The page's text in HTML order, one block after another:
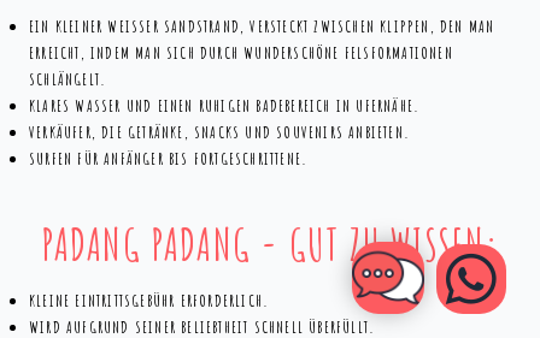
EIN KLEINER WEISSER SANDSTRAND, VERSTECKT ZWISCHEN KLIPPEN, DEN MAN E
RREICHT, INDEM MAN SICH DURCH WUNDERSCHÖNE FELSFORMATIONEN S
CHLÄNGELT.
KLARES WASSER UND EINEN RUHIGEN BADEBEREICH IN UFERNÄHE.
VERKÄUFER, DIE GETRÄNKE, SNACKS UND SOUVENIRS ANBIETEN.
SURFEN FÜR ANFÄNGER BIS FORTGESCHRITTENE.
PADANG PADANG - GUT ZU WISSEN:
KLEINE EINTRITTSGEBÜHR ERFORDERLICH.
WIRD AUFGRUND SEINER BELIEBTHEIT SCHNELL ÜBERFÜLLT.